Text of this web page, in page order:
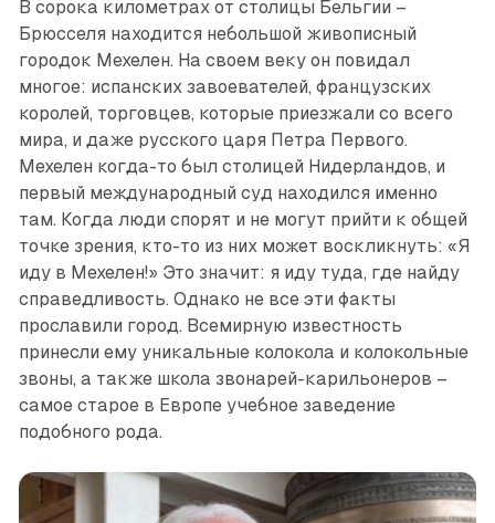
В сорока километрах от столицы Бельгии –
Брюсселя находится небольшой живописный
городок Мехелен. На своем веку он повидал
многое: испанских завоевателей, французских
королей, торговцев, которые приезжали со всего
мира, и даже русского царя Петра Первого.
Мехелен когда-то был столицей Нидерландов, и
первый международный суд находился именно
там. Когда люди спорят и не могут прийти к общей
точке зрения, кто-то из них может воскликнуть: «Я
иду в Мехелен!» Это значит: я иду туда, где найду
справедливость. Однако не все эти факты
прославили город. Всемирную известность
принесли ему уникальные колокола и колокольные
звоны, а также школа звонарей-карильонеров –
самое старое в Европе учебное заведение
подобного рода.